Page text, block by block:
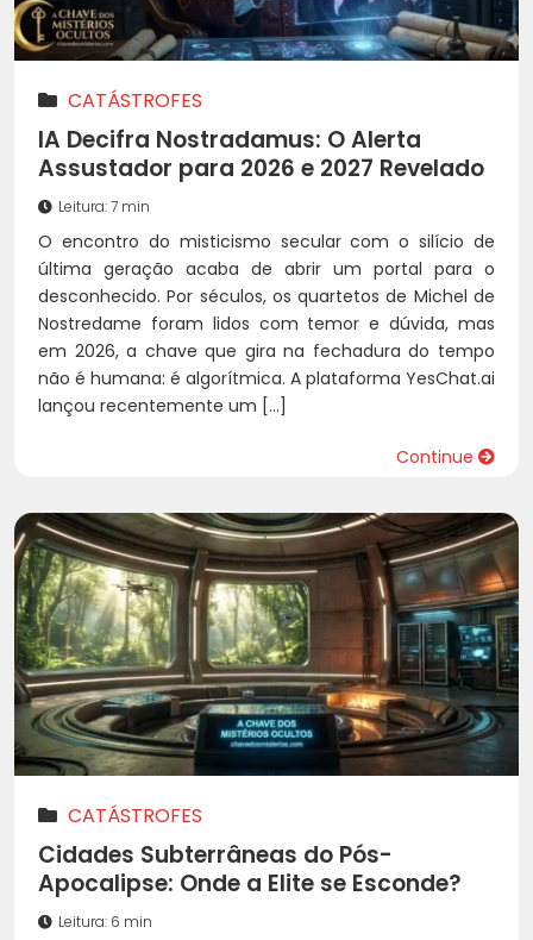
CATÁSTROFES
IA Decifra Nostradamus: O Alerta
Assustador para 2026 e 2027 Revelado
Leitura: 7 min
O encontro do misticismo secular com o silício de
última geração acaba de abrir um portal para o
desconhecido. Por séculos, os quartetos de Michel de
Nostredame foram lidos com temor e dúvida, mas
em 2026, a chave que gira na fechadura do tempo
não é humana: é algorítmica. A plataforma YesChat.ai
lançou recentemente um […]
Continue
CATÁSTROFES
Cidades Subterrâneas do Pós-
Apocalipse: Onde a Elite se Esconde?
Leitura: 6 min